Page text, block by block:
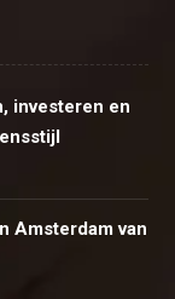
investeren en
Amsterdam van